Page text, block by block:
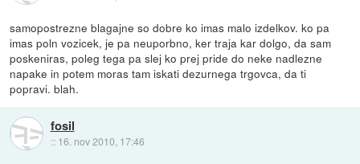
samopostrezne blagajne so dobre ko imas malo izdelkov. ko pa
imas poln vozicek, je pa neuporbno, ker traja kar dolgo, da sam
poskeniras, poleg tega pa slej ko prej pride do neke nadlezne
napake in potem moras tam iskati dezurnega trgovca, da ti
popravi. blah.
fosil
:: 16. nov 2010, 17:46